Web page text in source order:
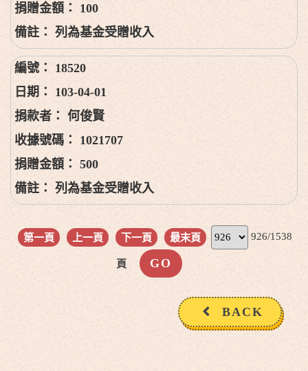
100
列為基金受贈收入
18520
103-04-01
何俊賢
1021707
500
列為基金受贈收入
第一頁 上一頁 下一頁 最末頁 926/1538
頁
BACK